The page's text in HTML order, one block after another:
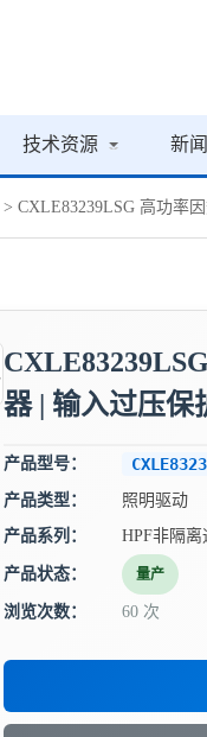
技术资源 新
> CXLE83239LSG 高功率
器 | 输入过压保
产品型号：
产品类型：
照明驱动
产品系列：
HPF非隔
产品状态： 量产
浏览次数： 60 次